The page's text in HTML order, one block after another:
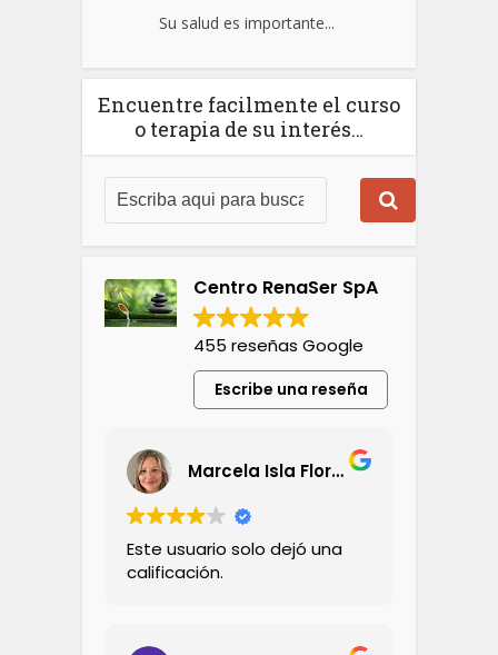
Su salud es importante...
Encuentre facilmente el curso
o terapia de su interés…
Centro RenaSer SpA
455 reseñas Google
Escribe una reseña
Marcela Isla Flores
Este usuario solo dejó una
calificación.